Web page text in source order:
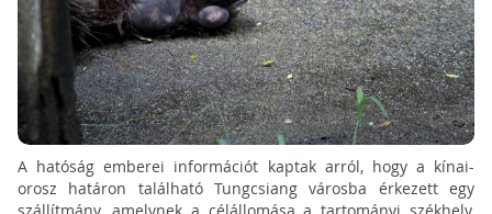
A hatóság emberei információt kaptak arról, hogy a kínai-
orosz határon található Tungcsiang városba érkezett egy